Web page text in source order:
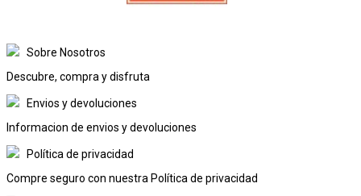
Sobre Nosotros
Descubre, compra y disfruta
Envios y devoluciones
Informacion de envios y devoluciones
Política de privacidad
Compre seguro con nuestra Política de privacidad